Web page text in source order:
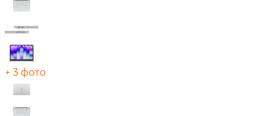
+ 3 фото